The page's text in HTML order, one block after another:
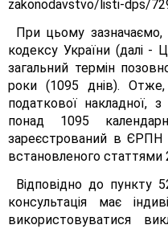
zakonodavstvo/listi-dps/
При цьому
кодексу України (далі
загальний термін
роки (1095 днів). Отже,
податкової накладної,
понад 1095
зареєстрований в ЄРПН
встановленого
Відповідно до пункту
консультація має
використовуватися